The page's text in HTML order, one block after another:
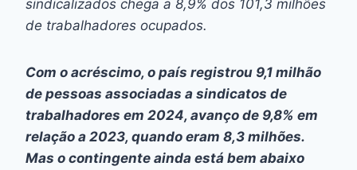
k er
k
sindicalizados chega a 8,9% dos 101,3 milhões
de trabalhadores ocupados.
Com o acréscimo, o país registrou 9,1 milhão
de pessoas associadas a sindicatos de
trabalhadores em 2024, avanço de 9,8% em
relação a 2023, quando eram 8,3 milhões.
Mas o contingente ainda está bem abaixo